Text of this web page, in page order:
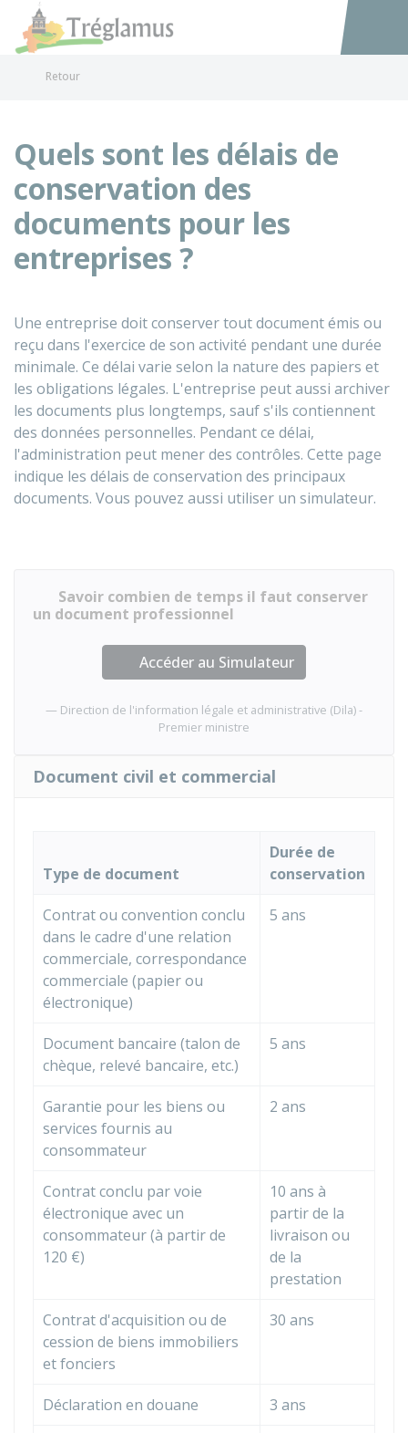
Accéder
Retour
Quels sont les délais de
conservation des
documents pour les
entreprises ?
Une entreprise doit conserver tout document émis ou
reçu dans l'exercice de son activité pendant une durée
minimale. Ce délai varie selon la nature des papiers et
les obligations légales. L'entreprise peut aussi archiver
les documents plus longtemps, sauf s'ils contiennent
des données personnelles. Pendant ce délai,
l'administration peut mener des contrôles. Cette page
indique les délais de conservation des principaux
documents. Vous pouvez aussi utiliser un simulateur.
Savoir combien de temps il faut conserver
un document professionnel
Accéder au Simulateur
Direction de l'information légale et administrative (Dila) -
Premier ministre
Document civil et commercial
Type de document
Durée de
conservation
Contrat ou convention conclu
dans le cadre d'une relation
commerciale, correspondance
commerciale (papier ou
électronique)
5 ans
Document bancaire (talon de
chèque, relevé bancaire, etc.)
5 ans
Garantie pour les biens ou
services fournis au
consommateur
2 ans
Contrat conclu par voie
électronique avec un
consommateur (à partir de
120 €)
10 ans à
partir de la
livraison ou
de la
prestation
Contrat d'acquisition ou de
cession de biens immobiliers
et fonciers
30 ans
Déclaration en douane 3 ans